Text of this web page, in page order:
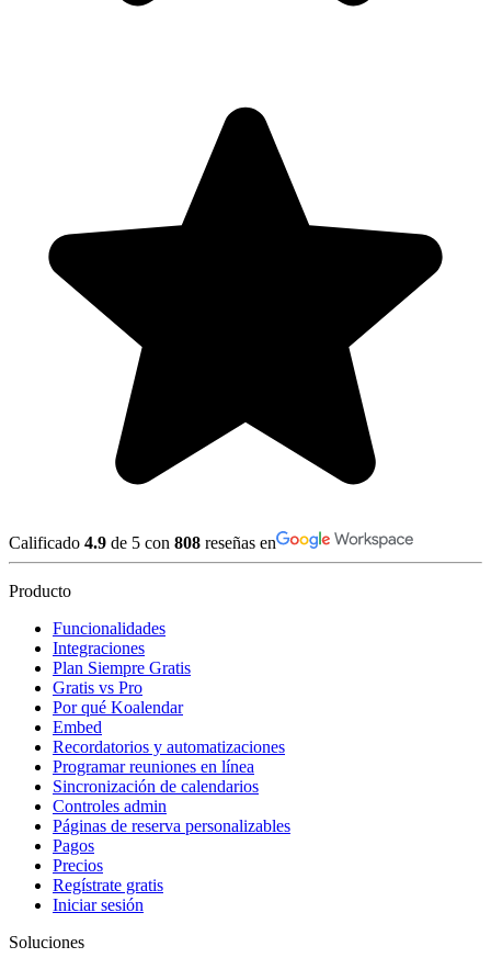
Calificado 4.9 de 5 con 808 reseñas en
Producto
Funcionalidades
Integraciones
Plan Siempre Gratis
Gratis vs Pro
Por qué Koalendar
Embed
Recordatorios y automatizaciones
Programar reuniones en línea
Sincronización de calendarios
Controles admin
Páginas de reserva personalizables
Pagos
Precios
Regístrate gratis
Iniciar sesión
Soluciones